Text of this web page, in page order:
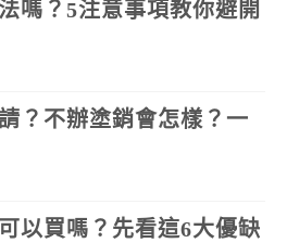
嗎？5注意事項教你避開
？不辦塗銷會怎樣？一
以買嗎？先看這6大優缺